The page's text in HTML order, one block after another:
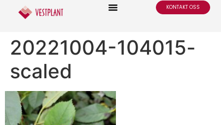
KONTAKT OSS
20221004-104015-
scaled